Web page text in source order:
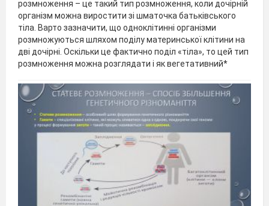
розмноження – це такий тип розмноження, коли дочірній
організм можна виростити зі шматочка батьківського
тіла. Варто зазначити, що одноклітинні організми
розмножуються шляхом поділу материнської клітини на
дві дочірні. Оскільки це фактично поділ «тіла», то цей тип
розмноження можна розглядати і як вегетативний*